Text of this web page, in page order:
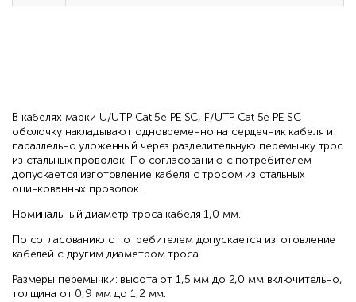
В кабелях марки U/UTP Cat 5e PE SC, F/UTP Cat 5e PE SC
оболочку накладывают одновременно на сердечник кабеля и
параллельно уложенный через разделительную перемычку трос
из стальных проволок. По согласованию с потребителем
допускается изготовление кабеля с тросом из стальных
оцинкованных проволок.
Номинальный диаметр троса кабеля 1,0 мм.
По согласованию с потребителем допускается изготовление
кабелей с другим диаметром троса.
Размеры перемычки: высота от 1,5 мм до 2,0 мм включительно,
толщина от 0,9 мм до 1,2 мм.